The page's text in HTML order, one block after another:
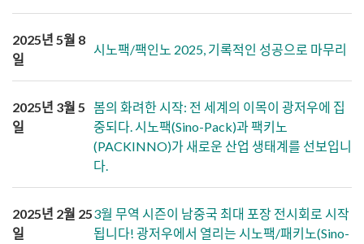
2025년 5월 8
일
시노팩/팩인노 2025, 기록적인 성공으로 마무리
2025년 3월 5
일
봄의 화려한 시작: 전 세계의 이목이 광저우에 집
중되다. 시노팩(Sino-Pack)과 팩키노
(PACKINNO)가 새로운 산업 생태계를 선보입니
다.
2025년 2월 25
일
3월 무역 시즌이 남중국 최대 포장 전시회로 시작
됩니다! 광저우에서 열리는 시노팩/패키노(Sino-